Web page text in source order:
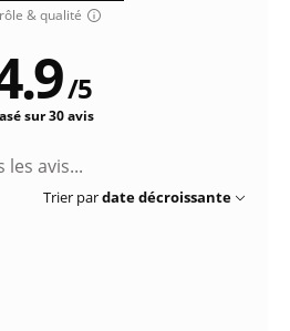
& qualité
/5
sur 30 avis
Trier pardate décroissante